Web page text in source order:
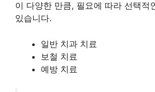
이 다양한 만큼, 필요에 따라 선택적
있습니다.
일반 치과 치료
보철 치료
예방 치료